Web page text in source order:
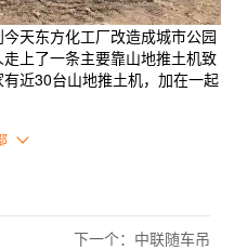
天东方化工厂改造成城市公园
上了一条主要靠山地推土机致
近30台山地推土机，加在一起
老板的带领下，山推的几台
态城市。原北京东方化工厂即
的连续停机、超过20个小时的
推设备的性能构成了严峻的考
下一个：中联随车吊